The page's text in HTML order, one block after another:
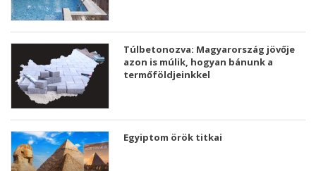
Túlbetonozva: Magyarország jövője
azon is múlik, hogyan bánunk a
termőföldjeinkkel
Egyiptom örök titkai